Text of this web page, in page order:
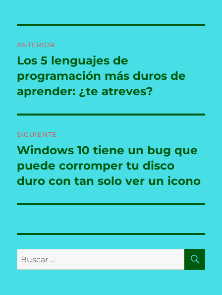
de
entradas
ANTERIOR
Entrada
anterior:
Los 5 lenguajes de
programación más duros de
aprender: ¿te atreves?
SIGUIENTE
Entrada
siguiente:
Windows 10 tiene un bug que
puede corromper tu disco
duro con tan solo ver un icono
Buscar
por: